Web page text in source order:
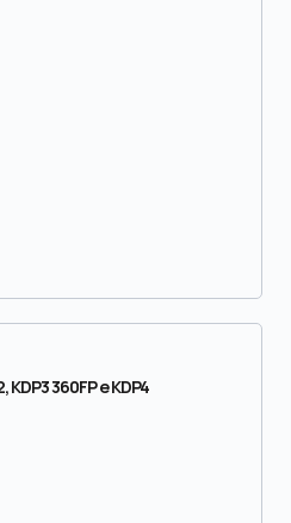
360FP e KDP4